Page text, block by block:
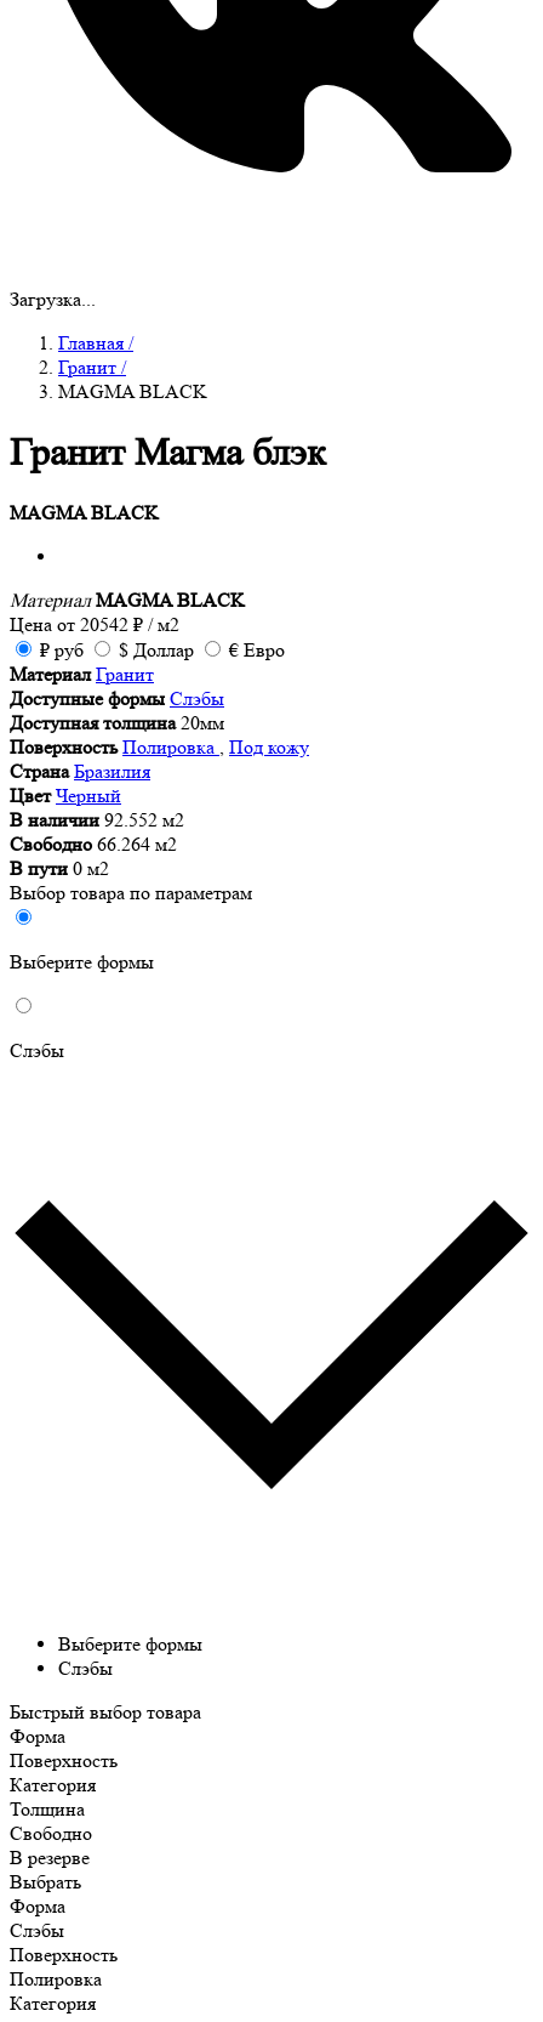
Загрузка...
Главная /
Гранит /
MAGMA BLACK
Гранит Магма блэк
MAGMA BLACK
Материал MAGMA BLACK
Цена от 20542 ₽ / м2
₽ руб $ Доллар € Евро
Материал Гранит
Доступные формы Слэбы
Доступная толщина 20мм
Поверхность Полировка , Под кожу
Страна Бразилия
Цвет Черный
В наличии 92.552 м2
Свободно 66.264 м2
В пути 0 м2
Выбор товара по параметрам
Выберите формы
Слэбы
Выберите формы
Слэбы
Быстрый выбор товара
Форма
Поверхность
Категория
Толщина
Свободно
В резерве
Выбрать
Форма
Слэбы
Поверхность
Полировка
Категория